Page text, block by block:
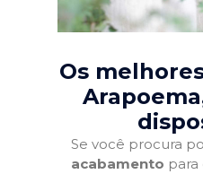
Os
Se você procura
acabamento para